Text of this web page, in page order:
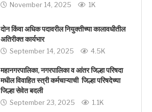
November 14, 2025 1K
दोन किंवा अधिक पदावरील नियुक्तीच्या कालावधीतील
अतिरीक्त कार्यभार
September 14, 2025 4.5K
महानगरपालिका, नगरपालिका व आंतर जिल्हा परिषदा
मधील विवाहित स्त्री कर्मचाऱ्याची जिल्हा परिषदेच्या
जिल्हा सेवेत बदली
September 23, 2025 1.1K